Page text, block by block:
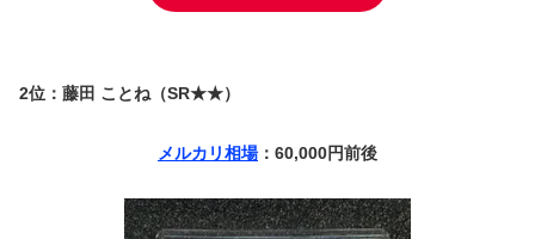
2位：藤田 ことね（SR★★）
メルカリ相場：60,000円前後